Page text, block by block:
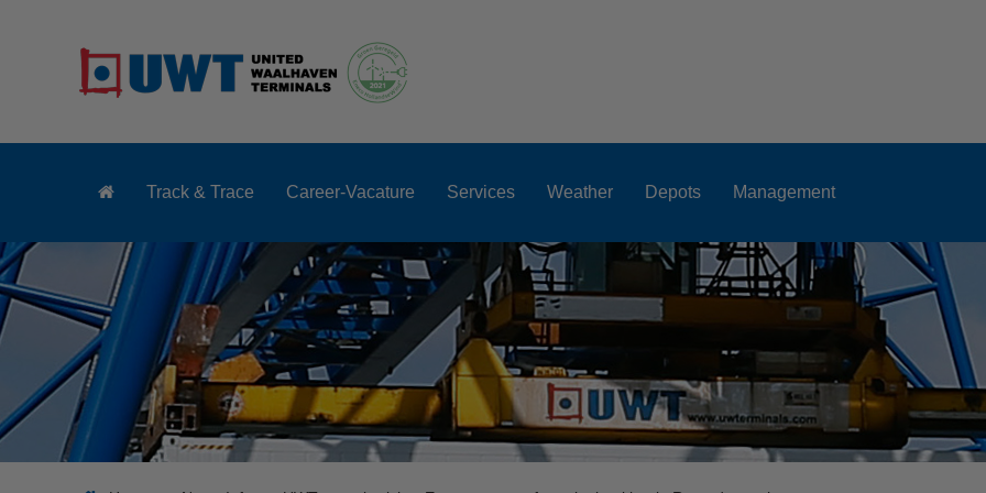
Track & Trace Career-Vacature Services Weather Depots Management